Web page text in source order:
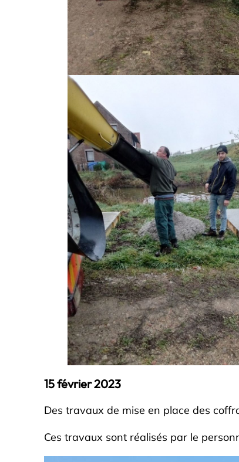
15 février 2023
Des travaux de mise en place des
Ces travaux sont réalisés par le